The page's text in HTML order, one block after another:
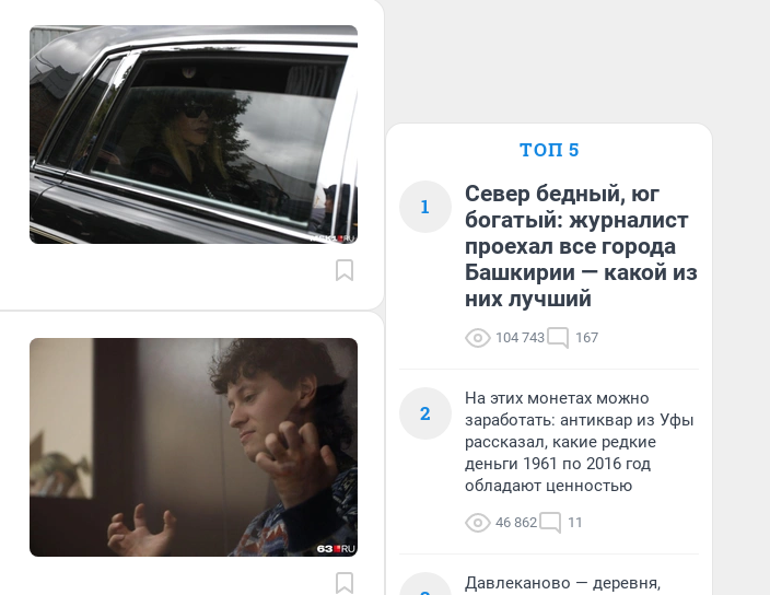
ТОП 5
1
Север бедный, юг
богатый: журналист
проехал все города
Башкирии — какой из
них лучший
104 743 167
2
На этих монетах можно
заработать: антиквар из Уфы
рассказал, какие редкие
деньги 1961 по 2016 год
обладают ценностью
46 862 11
Давлеканово — деревня,